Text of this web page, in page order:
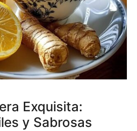
Exquisita:
y Sabrosas